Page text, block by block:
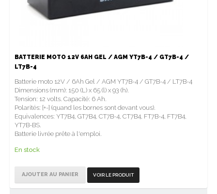
BATTERIE MOTO 12V 6AH GEL / AGM YT7B-4 / GT7B-4 /
LT7B-4
Batterie moto 12V / 6Ah Gel / AGM YT7B-4 / GT7B-4 / LT7B-4
Dimensions (mm): 150 (L) x 65 (l) x 93 (h).
Tension: 12 volts. Capacité: 6 Ah.
Polarités: [+-] (quand les bornes sont devant vous).
Equivalences: YT7B4, GT7B4, CT7B-4, CT7B4, FT7B-4, FT7B4,
YT7B-BS.
Batterie livrée prête à l'emploi.
En stock
AJOUTER AU PANIER VOIR LE PRODUIT